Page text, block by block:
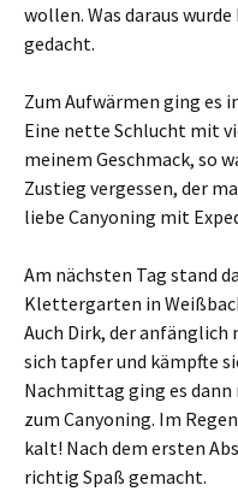
wollen. Was daraus
gedacht.
Zum Aufwärmen ging es
Eine nette Schlucht mit
meinem Geschmack, so
Zustieg vergessen, der
liebe Canyoning mit
Am nächsten Tag stand
Klettergarten in
Auch Dirk, der
sich tapfer und kämpfte
Nachmittag ging es dann
zum Canyoning. Im
kalt! Nach dem ersten
richtig Spaß gemacht.